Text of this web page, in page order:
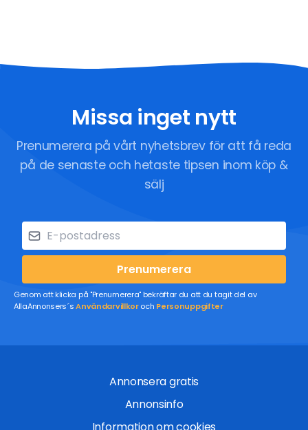
Missa inget nytt
Prenumerera på vårt nyhetsbrev för att få reda
på de senaste och hetaste tipsen inom köp &
sälj
Prenumerera
Genom att klicka på "Prenumerera" bekräftar du att du tagit del av
AllaAnnonsers´sAnvändarvillkoroch Personuppgifter
Annonsera gratis
Annonsinfo